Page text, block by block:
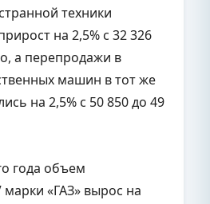
техники
на 2,5% с 32 326
а перепродажи в
машин в тот же
на 2,5% с 50 850 до 49
года объем
«ГАЗ» вырос на